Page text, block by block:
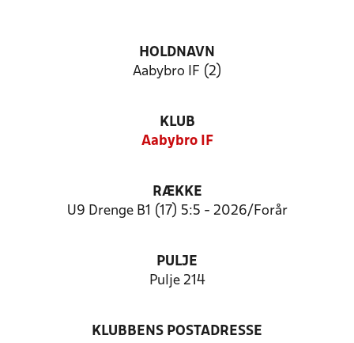
HOLDNAVN
Aabybro IF (2)
KLUB
Aabybro IF
RÆKKE
U9 Drenge B1 (17) 5:5 - 2026/Forår
PULJE
Pulje 214
KLUBBENS POSTADRESSE